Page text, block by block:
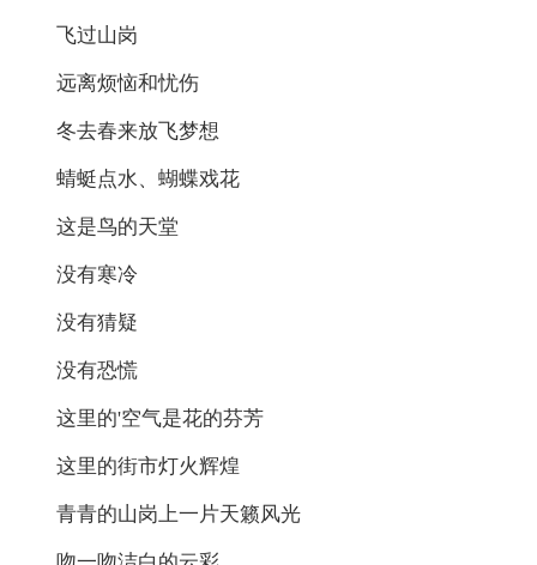
飞过山岗
远离烦恼和忧伤
冬去春来放飞梦想
蜻蜓点水、蝴蝶戏花
这是鸟的天堂
没有寒冷
没有猜疑
没有恐慌
这里的'空气是花的芬芳
这里的街市灯火辉煌
青青的山岗上一片天籁风光